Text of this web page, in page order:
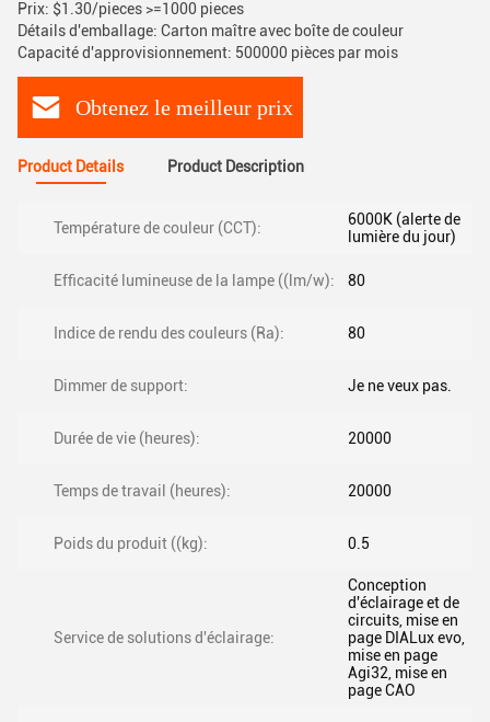
Prix: $1.30/pieces >=1000 pieces
Détails d'emballage: Carton maître avec boîte de couleur
Capacité d'approvisionnement: 500000 pièces par mois
Obtenez le meilleur prix
Product Details Product Description
Température de couleur (CCT):
6000K (alerte de
lumière du jour)
Efficacité lumineuse de la lampe ((lm/w): 80
Indice de rendu des couleurs (Ra): 80
Dimmer de support: Je ne veux pas.
Durée de vie (heures): 20000
Temps de travail (heures): 20000
Poids du produit ((kg): 0.5
Service de solutions d'éclairage:
Conception
d'éclairage et de
circuits, mise en
page DIALux evo,
mise en page
Agi32, mise en
page CAO